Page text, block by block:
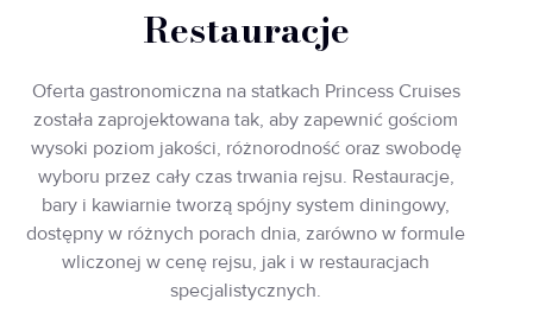
Restauracje
Oferta gastronomiczna na statkach Princess Cruises
została zaprojektowana tak, aby zapewnić gościom
wysoki poziom jakości, różnorodność oraz swobodę
wyboru przez cały czas trwania rejsu. Restauracje,
bary i kawiarnie tworzą spójny system diningowy,
dostępny w różnych porach dnia, zarówno w formule
wliczonej w cenę rejsu, jak i w restauracjach
specjalistycznych.